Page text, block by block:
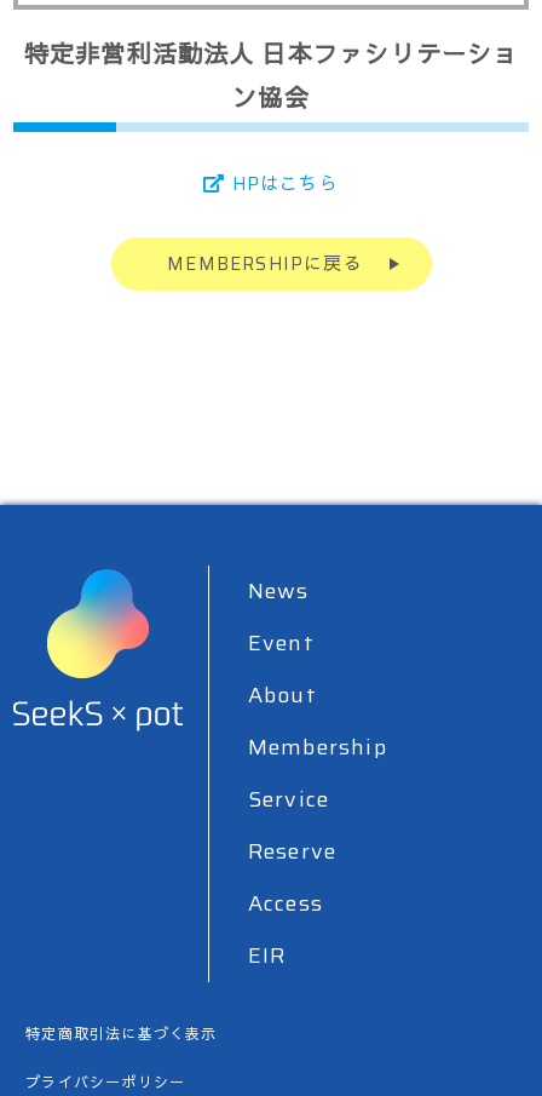
特定非営利活動法人 日本ファシリテーショ
ン協会
HPはこちら
MEMBERSHIPに戻る
News
Event
About
Membership
Service
Reserve
Access
EIR
特定商取引法に基づく表示
プライバシーポリシー